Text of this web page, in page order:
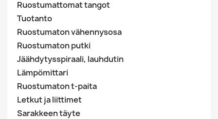
Ruostumattomat tangot
Tuotanto
Ruostumaton vähennysosa
Ruostumaton putki
Jäähdytysspiraali, lauhdutin
Lämpömittari
Ruostumaton t-paita
Letkut ja liittimet
Sarakkeen täyte